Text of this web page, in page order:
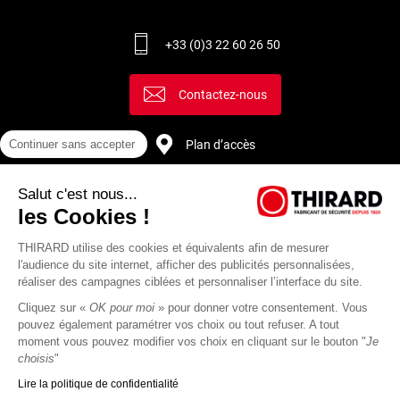
+33 (0)3 22 60 26 50
Contactez-nous
Plan d’accès
Continuer sans accepter
Salut c'est nous...
les Cookies !
THIRARD utilise des cookies et équivalents afin de mesurer
l'audience du site internet, afficher des publicités personnalisées,
réaliser des campagnes ciblées et personnaliser l’interface du site.
Cliquez sur « OK pour moi » pour donner votre consentement. Vous
pouvez également paramétrer vos choix ou tout refuser. A tout
moment vous pouvez modifier vos choix en cliquant sur le bouton "Je
choisis"
Lire la politique de confidentialité